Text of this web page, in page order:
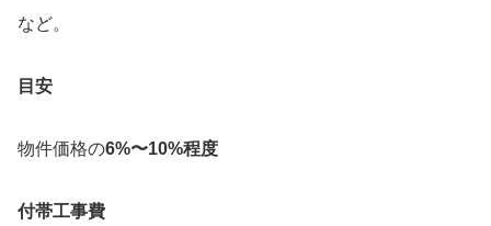
など。
目安
物件価格の6%〜10%程度
付帯工事費